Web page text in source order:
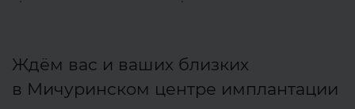
Ждём вас и ваших близких
в Мичуринском центре имплантации